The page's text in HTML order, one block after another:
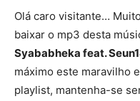
Olá caro visitante…
baixar o mp3 desta
Syababheka feat.
máximo este maravilho
playlist, mantenha-se